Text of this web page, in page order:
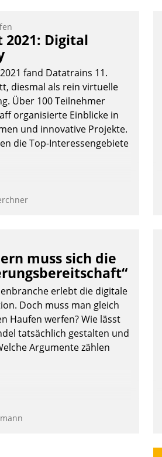
2021: Digital
fand Datatrains 11.
diesmal als rein virtuelle
Über 100 Teilnehmer
organisierte Einblicke in
und innovative Projekte.
die Top-Interessengebiete
muss sich die
erlebt die digitale
Doch muss man gleich
Haufen werfen? Wie lässt
tatsächlich gestalten und
Argumente zählen